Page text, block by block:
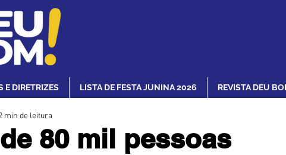
E DIRETRIZES LISTA DE FESTA JUNINA 2026 REVISTA DEU
80 mil pessoas
min de leitura